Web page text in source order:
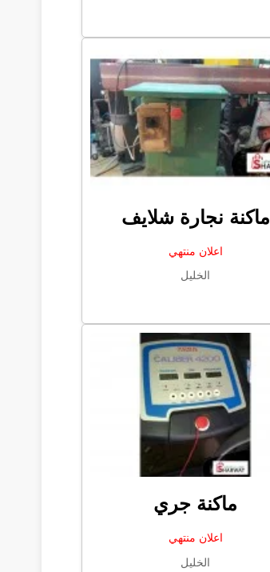
ماكنة نجارة شلايف
اعلان منتهي
الخليل
ماكنة جري
اعلان منتهي
الخليل